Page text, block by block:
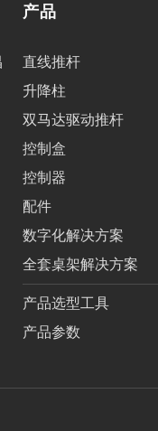
产品
直线推杆
升降柱
双马达驱动推杆
控制盒
控制器
配件
数字化解决方案
全套桌架解决方案
产品选型工具
产品参数